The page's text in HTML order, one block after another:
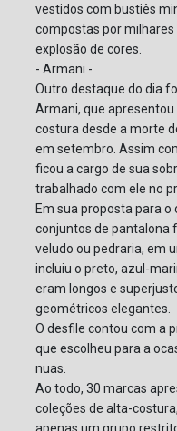
vestidos com bustiês
compostas por
explosão de cores.
- Armani -
Outro destaque do dia
Armani, que
costura desde a morte
em setembro. Assim
ficou a cargo de sua
trabalhado com ele no
Em sua proposta para
conjuntos de pantalona
veludo ou pedraria, em
incluiu o preto, azul-
eram longos e
geométricos elegantes.
O desfile contou com a
que escolheu para a
nuas.
Ao todo, 30 marcas
coleções de alta-